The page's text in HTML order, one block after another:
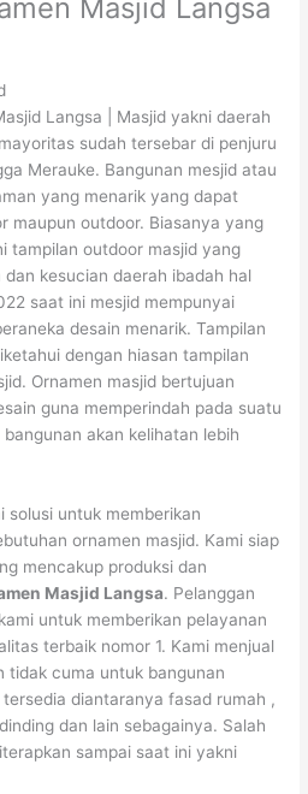
Masjid Langsa
Langsa | Masjid yakni daerah
sudah tersebar di penjuru
Merauke. Bangunan mesjid atau
yang menarik yang dapat
maupun outdoor. Biasanya yang
tampilan outdoor masjid yang
kesucian daerah ibadah hal
saat ini mesjid mempunyai
desain menarik. Tampilan
dengan hiasan tampilan
Ornamen masjid bertujuan
guna memperindah pada suatu
akan kelihatan lebih
solusi untuk memberikan
ornamen masjid. Kami siap
mencakup produksi dan
Masjid Langsa. Pelanggan
untuk memberikan pelayanan
terbaik nomor 1. Kami menjual
tidak cuma untuk bangunan
diantaranya fasad rumah ,
dan lain sebagainya. Salah
sampai saat ini yakni